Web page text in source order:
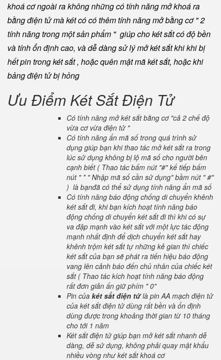
khoá cơ ngoài ra không những có tính năng mở khoá ra
bằng điện tử mà két có có thêm tính năng mở bằng cơ " 2
tính năng trong một sản phẩm " giúp cho két sắt có độ bền
và tính ổn định cao, và dễ dàng sử lý mở két sắt khi khi bị
hết pin trong két sắt , hoặc quên mật mã két sắt, hoặc khi
bảng điện tử bị hỏng
Ưu Điểm Két Sắt Điện Tử
Có tính năng mở két sắt bằng cơ "cả 2 chế độ
vừa cơ vừa điện tử "
Có tính năng ẩn mã số trong quá trình sử
dụng giúp bạn khi thao tác mở két sắt ra trong
lúc sử dụng không bị lộ mã số cho người bên
cạnh biết ( Thao tác bấm nút "#" kế tiếp bấm
nút " * " Nhập mã số cần sử dụng" bầm nút " #"
) là bạnđã có thể sử dụng tính năng ẩn mã số
Có tính năng báo động chống di chuyển khênh
két sắt đi, khi bạn kích hoạt tính năng báo
động chống di chuyển két sắt đi thì khi có sự
va đập mạnh vào két sắt với một lực tác động
mạnh nhất định để dịch chuyển két sắt hay
khênh trộm két sắt tự những kẻ gian thì chiếc
két sắt của bạn sẽ phát ra tiến hiệu báo động
vang lên cảnh báo đến chủ nhân của chiếc két
sắt ( Thao tác kích hoạt tính năng báo động
rất đơn giản ấn giữ phím " 0"
Pin của két sắt điện tửlà pin AA mạch điện tử
của két sắt điện tử dùng rất bền và ổn định
dùng được trong khoảng thời gian từ 10 tháng
cho tới 1 năm
Két sắt điện tử giúp bạn mở két sắt nhanh dễ
dàng, dễ sử dụng, không phải quay mật khẩu
nhiều vòng như két sắt khoá cơ